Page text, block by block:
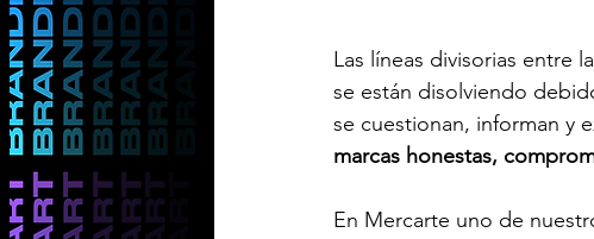
Las líneas divisorias entre
se están disolviendo
se cuestionan, informan y
marcas honestas,
En Mercarte uno de